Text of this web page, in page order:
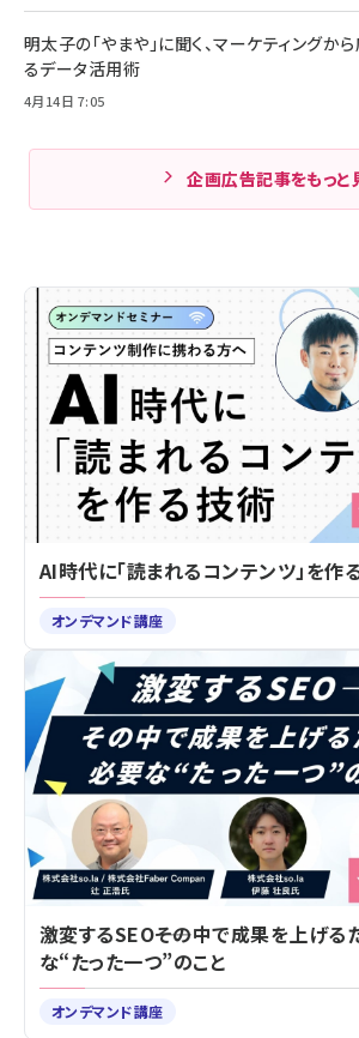
明太子の「やまや」に聞く、マーケティングか
るデータ活用術
4月14日 7:05
企画広告記事をもっと
AI時代に「読まれるコンテンツ」を作
オンデマンド講座
激変するSEO――その中で成果を上げる
な“たった一つ”のこと
オンデマンド講座